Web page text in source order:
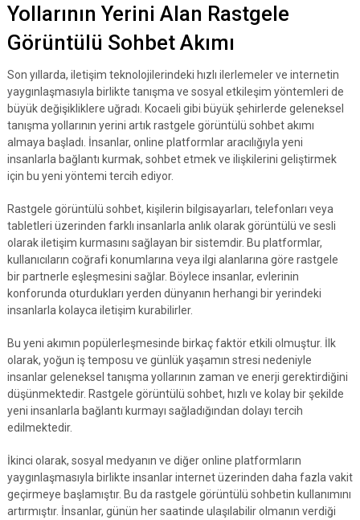
Yollarının Yerini Alan Rastgele
Görüntülü Sohbet Akımı
Son yıllarda, iletişim teknolojilerindeki hızlı ilerlemeler ve internetin
yaygınlaşmasıyla birlikte tanışma ve sosyal etkileşim yöntemleri de
büyük değişikliklere uğradı. Kocaeli gibi büyük şehirlerde geleneksel
tanışma yollarının yerini artık rastgele görüntülü sohbet akımı
almaya başladı. İnsanlar, online platformlar aracılığıyla yeni
insanlarla bağlantı kurmak, sohbet etmek ve ilişkilerini geliştirmek
için bu yeni yöntemi tercih ediyor.
Rastgele görüntülü sohbet, kişilerin bilgisayarları, telefonları veya
tabletleri üzerinden farklı insanlarla anlık olarak görüntülü ve sesli
olarak iletişim kurmasını sağlayan bir sistemdir. Bu platformlar,
kullanıcıların coğrafi konumlarına veya ilgi alanlarına göre rastgele
bir partnerle eşleşmesini sağlar. Böylece insanlar, evlerinin
konforunda oturdukları yerden dünyanın herhangi bir yerindeki
insanlarla kolayca iletişim kurabilirler.
Bu yeni akımın popülerleşmesinde birkaç faktör etkili olmuştur. İlk
olarak, yoğun iş temposu ve günlük yaşamın stresi nedeniyle
insanlar geleneksel tanışma yollarının zaman ve enerji gerektirdiğini
düşünmektedir. Rastgele görüntülü sohbet, hızlı ve kolay bir şekilde
yeni insanlarla bağlantı kurmayı sağladığından dolayı tercih
edilmektedir.
İkinci olarak, sosyal medyanın ve diğer online platformların
yaygınlaşmasıyla birlikte insanlar internet üzerinden daha fazla vakit
geçirmeye başlamıştır. Bu da rastgele görüntülü sohbetin kullanımını
artırmıştır. İnsanlar, günün her saatinde ulaşılabilir olmanın verdiği